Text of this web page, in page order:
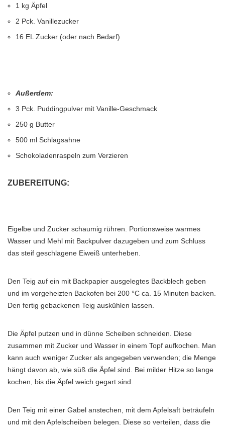
1 kg Äpfel
2 Pck. Vanillezucker
16 EL Zucker (oder nach Bedarf)
Außerdem:
3 Pck. Puddingpulver mit Vanille-Geschmack
250 g Butter
500 ml Schlagsahne
Schokoladenraspeln zum Verzieren
ZUBEREITUNG:
Eigelbe und Zucker schaumig rühren. Portionsweise warmes
Wasser und Mehl mit Backpulver dazugeben und zum Schluss
das steif geschlagene Eiweiß unterheben.
Den Teig auf ein mit Backpapier ausgelegtes Backblech geben
und im vorgeheizten Backofen bei 200 °C ca. 15 Minuten backen.
Den fertig gebackenen Teig auskühlen lassen.
Die Äpfel putzen und in dünne Scheiben schneiden. Diese
zusammen mit Zucker und Wasser in einem Topf aufkochen. Man
kann auch weniger Zucker als angegeben verwenden; die Menge
hängt davon ab, wie süß die Äpfel sind. Bei milder Hitze so lange
kochen, bis die Äpfel weich gegart sind.
Den Teig mit einer Gabel anstechen, mit dem Apfelsaft beträufeln
und mit den Apfelscheiben belegen. Diese so verteilen, dass die